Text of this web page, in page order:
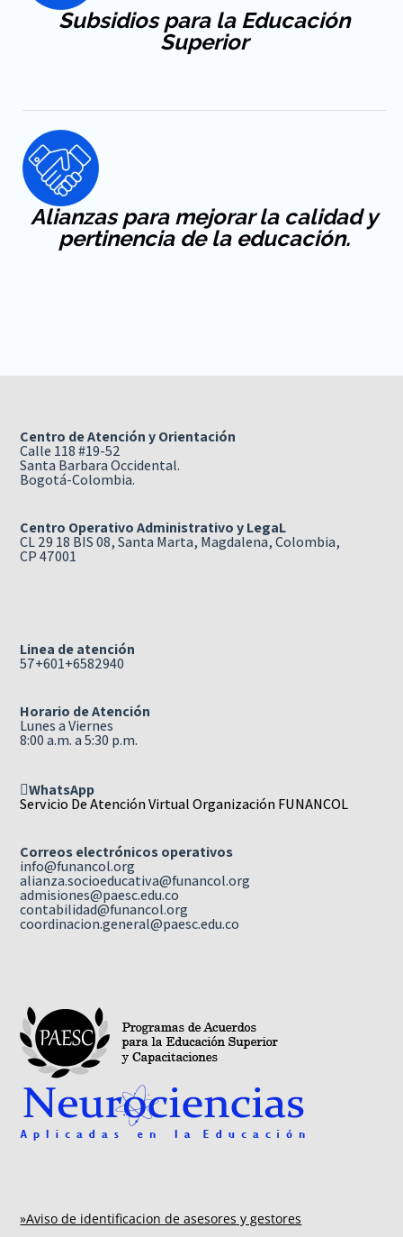
Subsidios para la Educación
Superior
Alianzas para mejorar la calidad y
pertinencia de la educación.
Centro de Atención y Orientación
Calle 118 #19-52
Santa Barbara Occidental.
Bogotá-Colombia.
Centro Operativo Administrativo y LegaL
CL 29 18 BIS 08, Santa Marta, Magdalena, Colombia,
CP 47001
Linea de atención
57+601+6582940
Horario de Atención
Lunes a Viernes
8:00 a.m. a 5:30 p.m.
WhatsApp
Servicio De Atención Virtual Organización FUNANCOL
Correos electrónicos operativos
info@funancol.org
alianza.socioeducativa@funancol.org
admisiones@paesc.edu.co
contabilidad@funancol.org
coordinacion.general@paesc.edu.co
»Aviso de identificacion de asesores y gestores